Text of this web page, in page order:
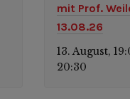
mit Prof.
13.08.26
13. August,
20:30